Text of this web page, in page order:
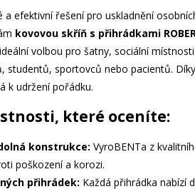
a efektivní řešení pro uskladnění
kovovou skříň s přihrádkami
volbou pro šatny, sociální
studentů, sportovců nebo pacientů.
k udržení pořádku.
které oceníte:
konstrukce: VyroBENTa z
poškození a korozi.
přihrádek: Každá přihrádka nabízí